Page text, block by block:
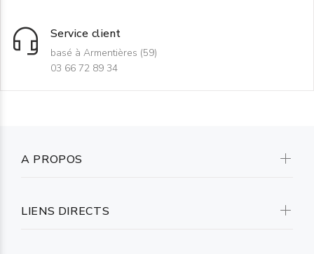
Service client
basé à Armentières (59)
03 66 72 89 34
A PROPOS
LIENS DIRECTS